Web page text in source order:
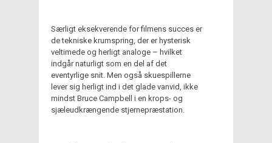
Særligt eksekverende for filmens succes er
de tekniske krumspring, der er hysterisk
veltimede og herligt analoge – hvilket
indgår naturligt som en del af det
eventyrlige snit. Men også skuespillerne
lever sig herligt ind i det glade vanvid, ikke
mindst Bruce Campbell i en krops- og
sjæleudkrængende stjernepræstation.